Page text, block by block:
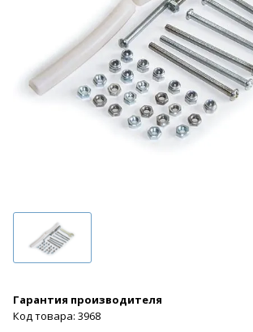
Гарантия производителя
Код товара: 3968